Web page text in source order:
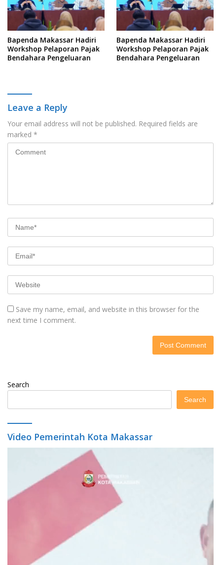
Bapenda Makassar Hadiri
Workshop Pelaporan Pajak
Bendahara Pengeluaran
Bapenda Makassar Hadiri
Workshop Pelaporan Pajak
Bendahara Pengeluaran
Leave a Reply
Your email address will not be published. Required fields are
marked *
Save my name, email, and website in this browser for the
next time I comment.
Search
Search
Video Pemerintah Kota Makassar